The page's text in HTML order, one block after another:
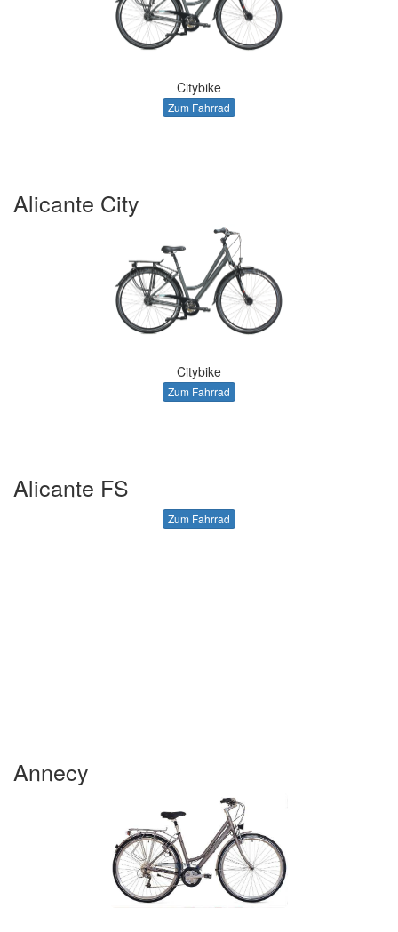
Citybike
Zum Fahrrad
Alicante City
Citybike
Zum Fahrrad
Alicante FS
Zum Fahrrad
Annecy